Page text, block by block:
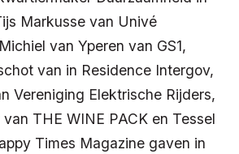
Markusse van Univé
van Yperen van GS1,
van in Residence Intergov,
Vereniging Elektrische Rijders,
THE WINE PACK en Tessel
Times Magazine gaven in